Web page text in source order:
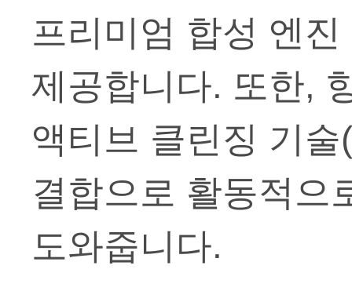
프리미엄 합성 엔
제공합니다. 또한,
액티브 클린징 기
결합으로 활동적으
도와줍니다.